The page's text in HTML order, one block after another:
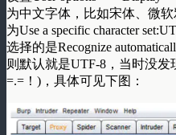
为中文字体，比如宋体、微软
为Use a specific character
选择的是Recognize
则默认就是UTF-8，当时没
=.=！)，具体可见下图：